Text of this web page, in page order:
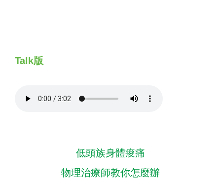
Talk版
低頭族身體痠痛
物理治療師教你怎麼辦